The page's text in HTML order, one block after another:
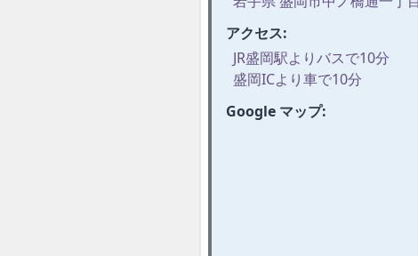
アクセス:
JR盛岡駅よりバスで10分
盛岡ICより車で10分
Google マップ: